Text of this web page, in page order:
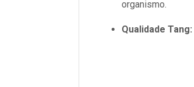
organismo.
Qualidade Tang: